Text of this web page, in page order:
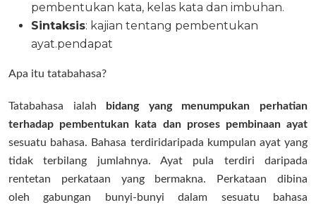
pembentukan kata, kelas kata dan imbuhan.
Sintaksis: kajian tentang pembentukan
ayat.pendapat
Apa itu tatabahasa?
Tatabahasa ialah
bidang yang menumpukan perhatian
terhadap pembentukan kata dan proses pembinaan ayat
sesuatu bahasa. Bahasa terdiridaripada kumpulan ayat yang
tidak terbilang jumlahnya. Ayat pula terdiri daripada
rentetan perkataan yang bermakna. Perkataan dibina
oleh gabungan bunyi-bunyi dalam sesuatu bahasa